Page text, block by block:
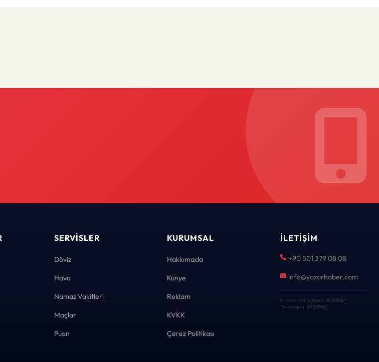
SERVISLER
Döviz
Hava
Namaz Vakitleri
Maçlar
Puan
KURUMSAL
Hakkımızda
Künye
Reklam
KVKK
Çerez Politikası
İLETIŞIM
+90 501 379 08 08
info@yazarhaber.com
eNews · Geliştirici KEYDAL·
Developer KEYDAL